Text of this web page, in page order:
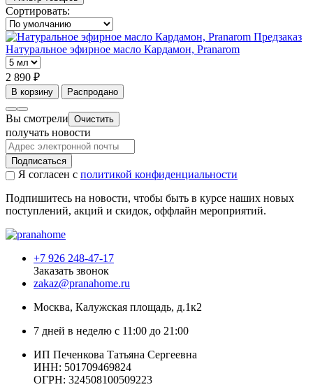
Сортировать:
Предзаказ
Натуральное эфирное масло Кардамон, Pranarom
2 890 ₽
В корзину Распродано
Вы смотрели Очистить
получать новости
Подписаться
Я согласен с политикой конфиденциальности
Подпишитесь на новости, чтобы быть в курсе наших новых
поступлений, акций и скидок, оффлайн мероприятий.
+7 926 248-47-17
Заказать звонок
zakaz@pranahome.ru
Москва, Калужская площадь, д.1к2
7 дней в неделю с 11:00 до 21:00
ИП Печенкова Татьяна Сергеевна
ИНН: 501709469824
ОГРН: 324508100509223